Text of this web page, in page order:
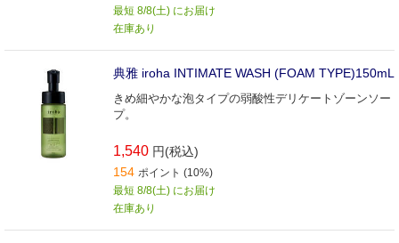
最短 8/8(土) にお届け
在庫あり
典雅 iroha INTIMATE WASH (FOAM TYPE)150mL
きめ細やかな泡タイプの弱酸性デリケートゾーンソー
プ。
1,540 円(税込)
154 ポイント (10%)
最短 8/8(土) にお届け
在庫あり